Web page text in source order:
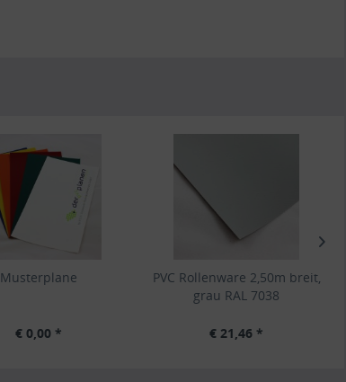
Musterplane
€ 0,00 *
PVC Rollenware 2,50m breit,
grau RAL 7038
€ 21,46 *